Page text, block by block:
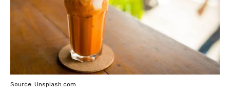
Source: Unsplash.com